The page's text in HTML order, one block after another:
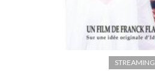
STREAMING